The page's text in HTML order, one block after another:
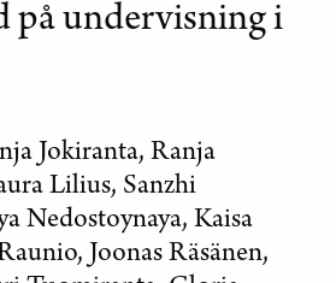
på undervisning i
Jokiranta, Ranja
Lilius, Sanzhi
Nedostoynaya, Kaisa
Joonas Räsänen,